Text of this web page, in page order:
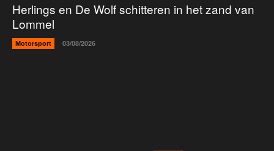
Herlings en De Wolf schitteren in het zand van
Lommel
Motorsport 03/08/2026